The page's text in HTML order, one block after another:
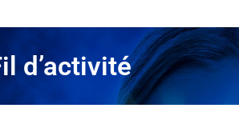
d’activité​